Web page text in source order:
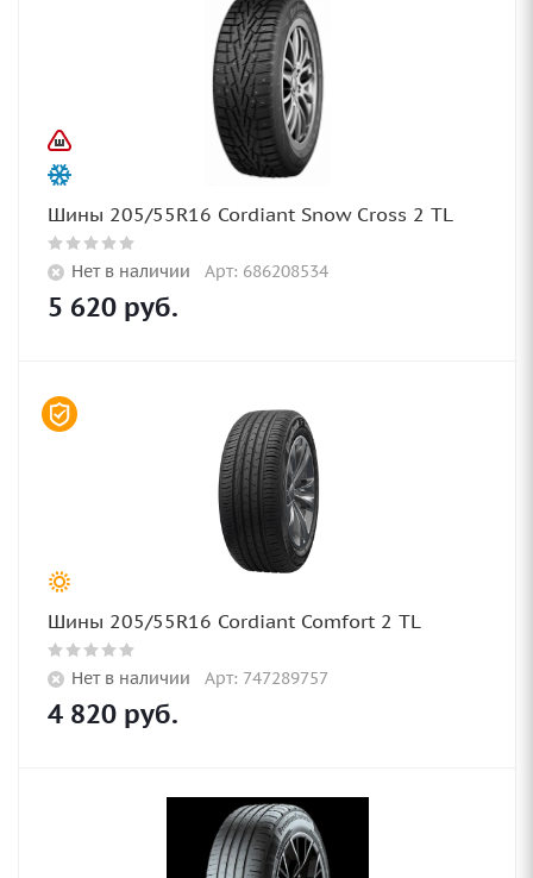
Шины 205/55R16 Cordiant Snow Cross 2 TL
Нет в наличии Арт: 686208534
5 620 руб.
Шины 205/55R16 Cordiant Comfort 2 TL
Нет в наличии Арт: 747289757
4 820 руб.